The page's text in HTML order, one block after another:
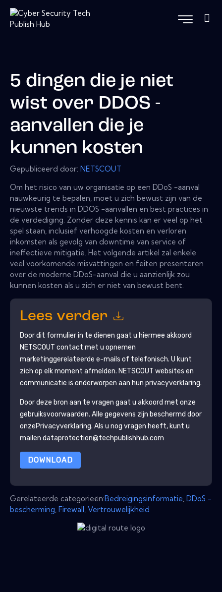
5 dingen die je niet
wist over DDOS -
aanvallen die je
kunnen kosten
Gepubliceerd door: NETSCOUT
Om het risico van uw organisatie op een DDoS -aanval
nauwkeurig te bepalen, moet u zich bewust zijn van de
nieuwste trends in DDOS -aanvallen en best practices in
de verdediging. Zonder deze kennis kan er veel op het
spel staan, inclusief verhoogde kosten en verloren
inkomsten als gevolg van downtime van service of
ineffectieve mitigatie. Het volgende artikel zal enkele
veel voorkomende misvattingen en feiten presenteren
over de moderne DDoS-aanval die u aanzienlijk zou
kunnen kosten als u zich er niet van bewust bent.
Lees verder
Door dit formulier in te dienen gaat u hiermee akkoord
NETSCOUT contact met u opnemen
marketinggerelateerde e-mails of telefonisch. U kunt
zich op elk moment afmelden. NETSCOUT websites en
communicatie is onderworpen aan hun privacyverklaring.
Door deze bron aan te vragen gaat u akkoord met onze
gebruiksvoorwaarden. Alle gegevens zijn beschermd door
onzePrivacyverklaring. Als u nog vragen heeft, kunt u
mailen dataprotection@techpublishhub.com
DOWNLOAD
Gerelateerde categorieën:Bedreigingsinformatie DDoS -
bescherming Firewall Vertrouwelijkheid